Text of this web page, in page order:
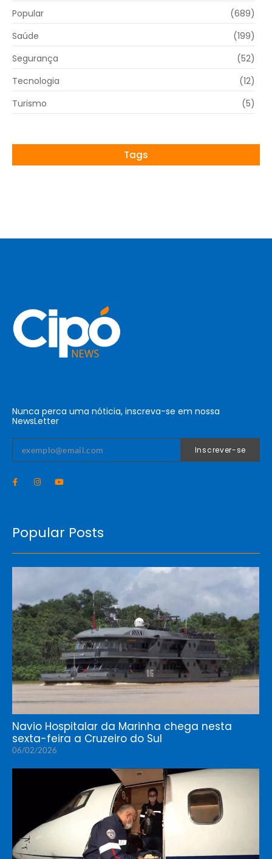
Popular
(689)
Saúde
(199)
Segurança
(52)
Tecnologia
(12)
Turismo
(5)
Tags
Nunca perca uma nóticia, inscreva-se em nossa
NewsLetter
Inscrever-se
Popular Posts
Navio Hospitalar da Marinha chega nesta
sexta-feira a Cruzeiro do Sul
06/02/2026